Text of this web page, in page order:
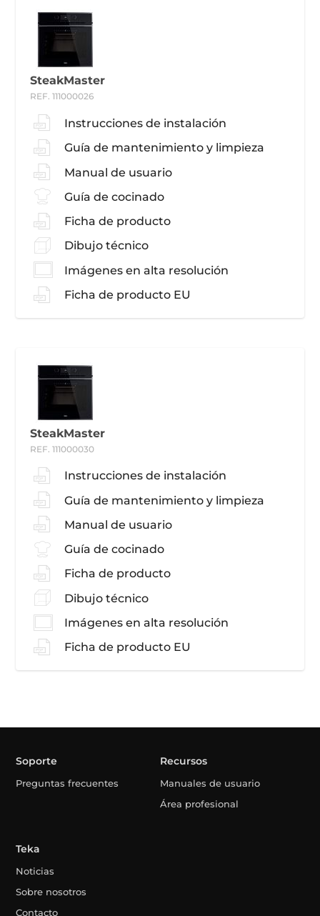
SteakMaster
REF. 111000026
Instrucciones de instalación
Guía de mantenimiento y limpieza
Manual de usuario
Guía de cocinado
Ficha de producto
Dibujo técnico
Imágenes en alta resolución
Ficha de producto EU
SteakMaster
REF. 111000030
Instrucciones de instalación
Guía de mantenimiento y limpieza
Manual de usuario
Guía de cocinado
Ficha de producto
Dibujo técnico
Imágenes en alta resolución
Ficha de producto EU
Soporte
Preguntas frecuentes
Recursos
Manuales de usuario
Área profesional
Teka
Noticias
Sobre nosotros
Contacto